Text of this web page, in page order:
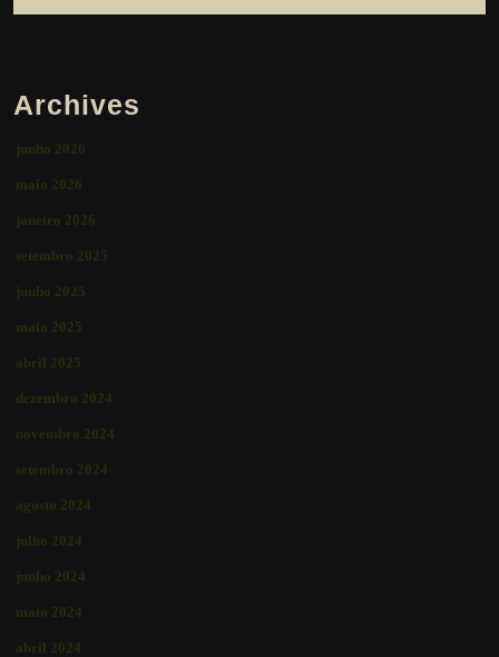
Archives
junho 2026
maio 2026
janeiro 2026
setembro 2025
junho 2025
maio 2025
abril 2025
dezembro 2024
novembro 2024
setembro 2024
agosto 2024
julho 2024
junho 2024
maio 2024
abril 2024